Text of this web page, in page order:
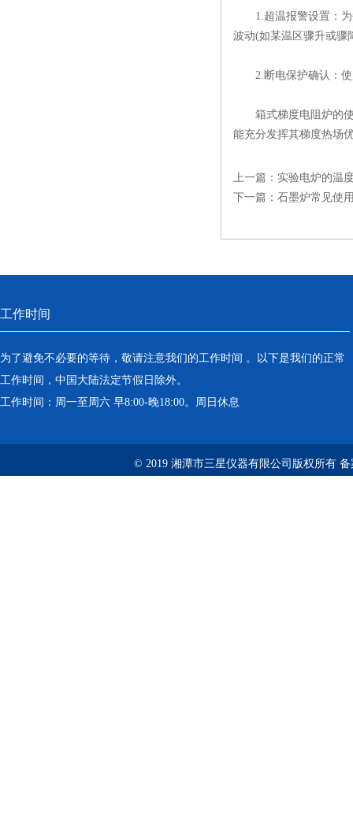
1.​超温报警设置：为
波动(如某温区骤升或骤
​2.断电保护确认：使
箱式梯度电阻炉的使
能充分发挥其梯度热场
上一篇： 实验电炉的温
下一篇： 石墨炉常见使
工作时间
为了避免不必要的等待，敬请注意我们的工作时间 。以下是我们的正常
工作时间，中国大陆法定节假日除外。
工作时间：周一至周六 早8:00-晚18:00。周日休息
© 2019 湘潭市三星仪器有限公司版权所有 备